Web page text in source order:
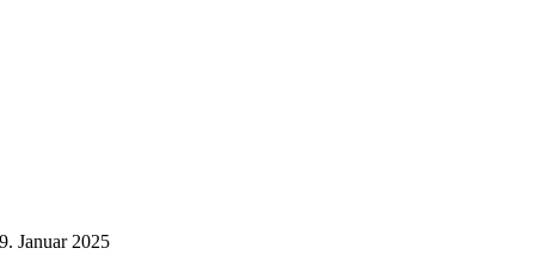
9. Januar 2025